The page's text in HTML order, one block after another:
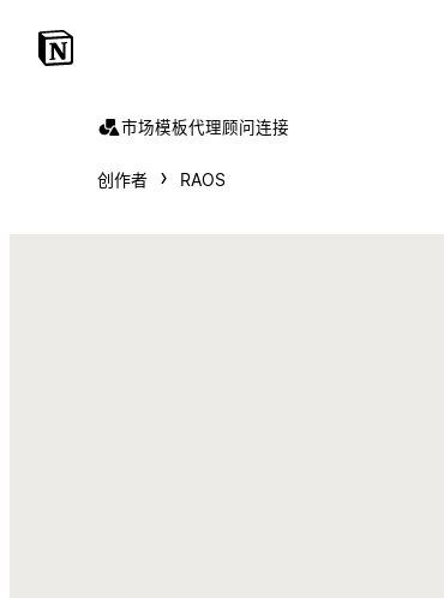
市场模板代理顾问连接
创作者 RAOS